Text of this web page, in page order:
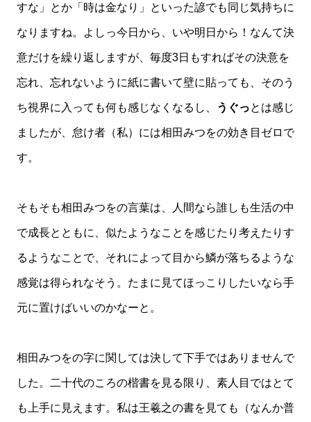
すな」とか「時は金なり」といった諺でも同じ気持ちに
なりますね。よしっ今日から、いや明日から！なんて決
意だけを繰り返しますが、毎度3日もすればその決意を
忘れ、忘れないように紙に書いて壁に貼っても、そのう
ち視界に入っても何も感じなくなるし、 うぐっとは感じ
ましたが、怠け者（私）には相田みつをの効き目ゼロで
す。
そもそも相田みつをの言葉は、人間なら誰しも生活の中
で成長とともに、似たようなことを感じたり考えたりす
るようなことで、それによって目から鱗が落ちるような
感覚は得られなそう。たまに見てほっこりしたいなら手
元に置けばいいのかなーと。
相田みつをの字に関しては決して下手ではありませんで
した。二十代のころの楷書を見る限り、素人目ではとて
も上手に見えます。私は王羲之の書を見ても（なんか普